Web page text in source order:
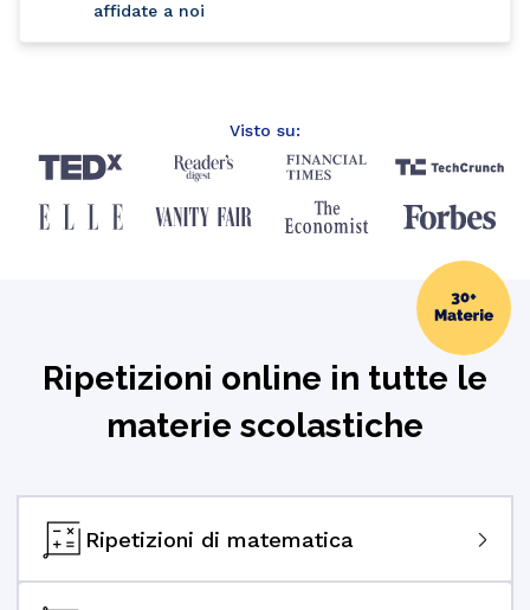
affidate a noi
Visto su:
Ripetizioni online in tutte le
materie scolastiche
Ripetizioni di matematica